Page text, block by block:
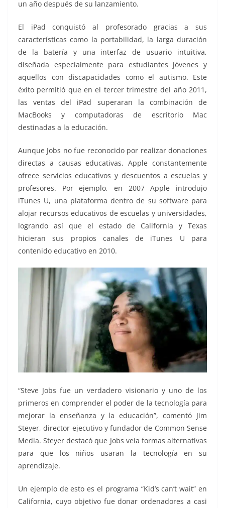
un año después de su lanzamiento.
El iPad conquistó al profesorado gracias a sus
características como la portabilidad, la larga duración
de la batería y una interfaz de usuario intuitiva,
diseñada especialmente para estudiantes jóvenes y
aquellos con discapacidades como el autismo. Este
éxito permitió que en el tercer trimestre del año 2011,
las ventas del iPad superaran la combinación de
MacBooks y computadoras de escritorio Mac
destinadas a la educación.
Aunque Jobs no fue reconocido por realizar donaciones
directas a causas educativas, Apple constantemente
ofrece servicios educativos y descuentos a escuelas y
profesores. Por ejemplo, en 2007 Apple introdujo
iTunes U, una plataforma dentro de su software para
alojar recursos educativos de escuelas y universidades,
logrando así que el estado de California y Texas
hicieran sus propios canales de iTunes U para
contenido educativo en 2010.
“Steve Jobs fue un verdadero visionario y uno de los
primeros en comprender el poder de la tecnología para
mejorar la enseñanza y la educación”, comentó Jim
Steyer, director ejecutivo y fundador de Common Sense
Media. Steyer destacó que Jobs veía formas alternativas
para que los niños usaran la tecnología en su
aprendizaje.
Un ejemplo de esto es el programa “Kid’s can’t wait” en
California, cuyo objetivo fue donar ordenadores a casi